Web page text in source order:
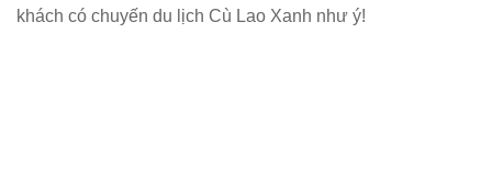
khách có chuyến du lịch Cù Lao Xanh như ý!